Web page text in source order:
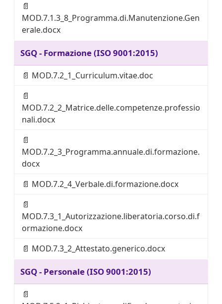
📄
MOD.7.1.3_8_Programma.di.Manutenzione.Gen
erale.docx
SGQ - Formazione (ISO 9001:2015)
📄 MOD.7.2_1_Curriculum.vitae.doc
📄
MOD.7.2_2_Matrice.delle.competenze.professio
nali.docx
📄
MOD.7.2_3_Programma.annuale.di.formazione.
docx
📄 MOD.7.2_4_Verbale.di.formazione.docx
📄
MOD.7.3_1_Autorizzazione.liberatoria.corso.di.f
ormazione.docx
📄 MOD.7.3_2_Attestato.generico.docx
SGQ - Personale (ISO 9001:2015)
📄